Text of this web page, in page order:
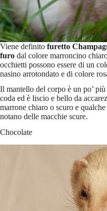
Viene definito furetto
furo dal colore marroncino
occhietti possono essere di un
nasino arrotondato e di colore
Il mantello del corpo è un po’
coda ed è liscio e bello da
marrone chiaro o scuro e
notano delle macchie scure.
Chocolate